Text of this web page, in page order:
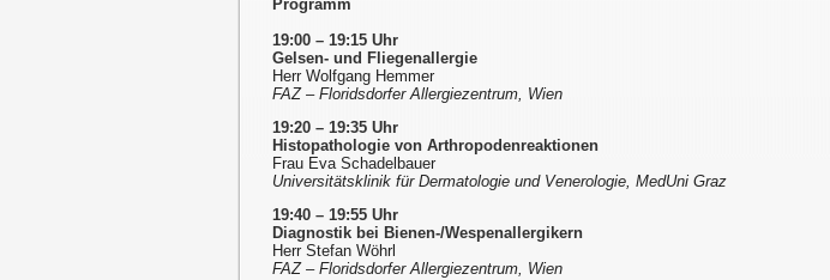
Programm
19:00 – 19:15 Uhr
Gelsen- und Fliegenallergie
Herr Wolfgang Hemmer
FAZ – Floridsdorfer Allergiezentrum, Wien
19:20 – 19:35 Uhr
Histopathologie von Arthropodenreaktionen
Frau Eva Schadelbauer
Universitätsklinik für Dermatologie und Venerologie, MedUni Graz
19:40 – 19:55 Uhr
Diagnostik bei Bienen-/Wespenallergikern
Herr Stefan Wöhrl
FAZ – Floridsdorfer Allergiezentrum, Wien